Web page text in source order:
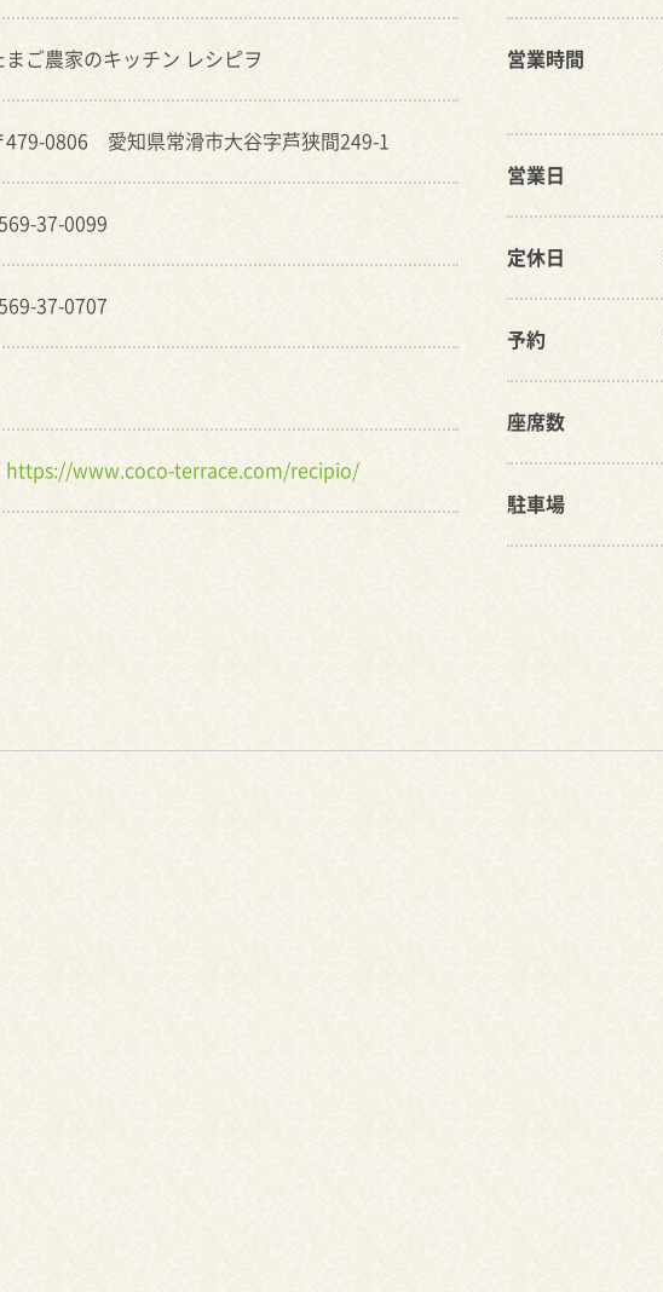
まご農家のキッチン レシピヲ
479-0806 愛知県常滑市大谷字芦狭間249-1
37-0099
37-0707
https://www.coco-terrace.com/recipio/
営業時間
営業日
定休日
予約
座席数
駐車場